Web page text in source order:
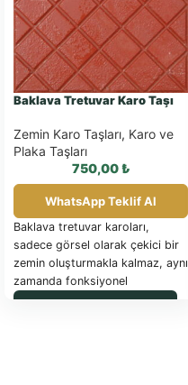
Baklava Tretuvar Karo Taşı
Zemin Karo Taşları, Karo ve
Plaka Taşları
750,00₺
WhatsApp Teklif Al
Baklava tretuvar karoları,
sadece görsel olarak çekici bir
zemin oluşturmakla kalmaz, aynı
zamanda fonksiyonel
özellikleriyle de öne çıkar. Farklı